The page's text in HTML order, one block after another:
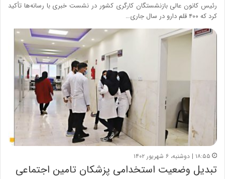
رئیس کانون عالی بازنشستگان کارگری کشور در نشست خبری با رسانه‌ها تأکید
کرد که ۴۰۰ قلم دارو در سال جاری…
۱۸:۵۵ | دوشنبه، ۶ شهریور ۱۴۰۲
تبدیل وضعیت استخدامی پزشکان تامین اجتماعی